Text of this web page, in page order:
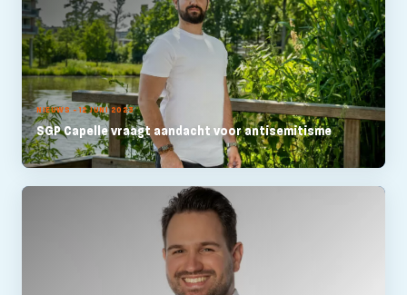
NIEUWS - 12 JUNI 2023
SGP Capelle vraagt aandacht voor antisemitisme